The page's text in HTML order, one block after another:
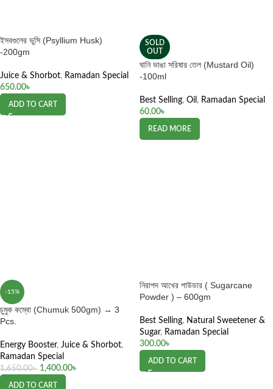
ইসবগুলের ভুসি (Psyllium Husk)
-200gm
Juice & Shorbot, Ramadan Special
650.00৳
ADD TO CART
SOLD
OUT
ঘানি ভাঙা সরিষার তেল (Mustard Oil)
-100ml
Best Selling, Oil , Ramadan Special
60.00৳
READ MORE
-15%
চুমুক কম্বো (Chumuk 500gm) → 3
Pcs.
Energy Booster, Juice & Shorbot,
Ramadan Special
1,650.00৳ 1,400.00৳
ADD TO CART
নিরাপদ আখের পাউডার ( Sugarcane
Powder ) – 600gm
Best Selling, Natural Sweetener &
Sugar, Ramadan Special
300.00৳
ADD TO CART